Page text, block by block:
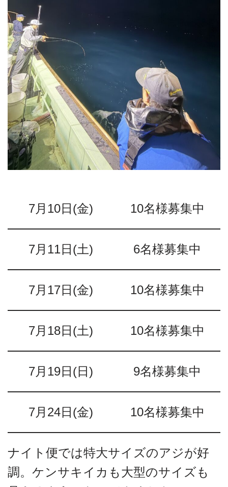
7月10日(金) 10名様募集中
7月11日(土) 6名様募集中
7月17日(金) 10名様募集中
7月18日(土) 10名様募集中
7月19日(日) 9名様募集中
7月24日(金) 10名様募集中
ナイト便では特大サイズのアジが好
調。ケンサキイカも大型のサイズも